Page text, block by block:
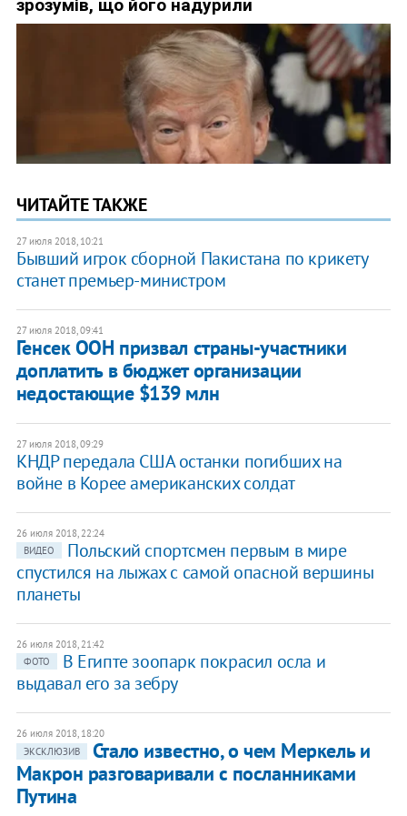
ЧИТАЙТЕ ТАКЖЕ
27 июля 2018, 10:21
​Бывший игрок сборной Пакистана по крикету
станет премьер-министром
27 июля 2018, 09:41
​Генсек ООН призвал страны-участники
доплатить в бюджет организации
недостающие $139 млн
27 июля 2018, 09:29
​КНДР передала США останки погибших на
войне в Корее американских солдат
26 июля 2018, 22:24
ВИДЕО
Польский спортсмен первым в мире
спустился на лыжах с самой опасной вершины
планеты
26 июля 2018, 21:42
ФОТО
В Египте зоопарк покрасил осла и
выдавал его за зебру
26 июля 2018, 18:20
ЭКСКЛЮЗИВ
Стало известно, о чем Меркель и
Макрон разговаривали с посланниками
Путина